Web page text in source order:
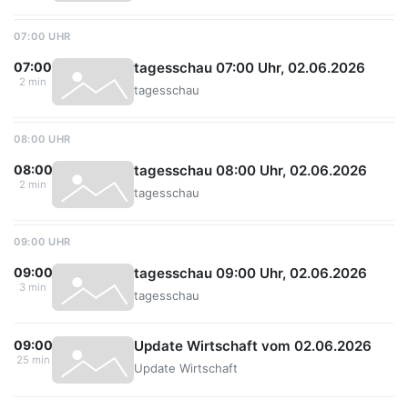
07:00 UHR
07:00
2 min
tagesschau 07:00 Uhr, 02.06.2026
tagesschau
08:00 UHR
08:00
2 min
tagesschau 08:00 Uhr, 02.06.2026
tagesschau
09:00 UHR
09:00
3 min
tagesschau 09:00 Uhr, 02.06.2026
tagesschau
09:00
25 min
Update Wirtschaft vom 02.06.2026
Update Wirtschaft